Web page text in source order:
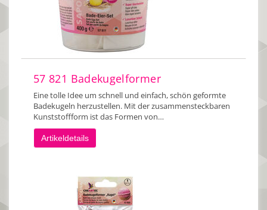
57 821 Badekugelformer
Eine tolle Idee um schnell und einfach, schön geformte
Badekugeln herzustellen. Mit der zusammensteckbaren
Kunststoffform ist das Formen von…
Artikeldetails